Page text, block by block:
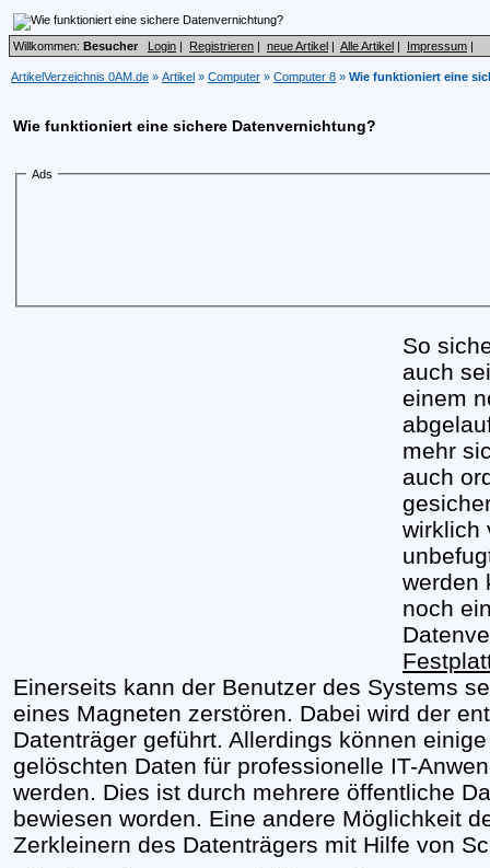
Willkommen: Besucher Login | Registrieren | neue Artikel | Alle Artikel | Impressum |
ArtikelVerzeichnis 0AM.de » Artikel » Computer » Computer 8 » Wie funktioniert eine
Wie funktioniert eine sichere Datenvernichtung?
Ads
So
auch
einem
mehr
auch
wirklich
werden
noch
Einerseits kann der Benutzer des Systems
eines Magneten zerstören. Dabei wird der
Datenträger geführt. Allerdings können
gelöschten Daten für professionelle IT-
werden. Dies ist durch mehrere öffentliche
bewiesen worden. Eine andere Möglichkeit
Zerkleinern des Datenträgers mit Hilfe von